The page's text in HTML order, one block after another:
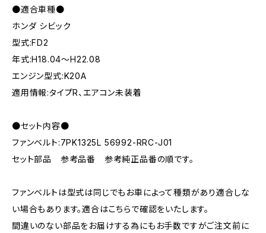
●適合車種●
ホンダ シビック
型式:FD2
年式:H18.04～H22.08
エンジン型式:K20A
適用情報:タイプR、エアコン未装着
●セット内容●
ファンベルト:7PK1325L 56992-RRC-J01
セット部品 参考品番 参考純正品番の順です。
ファンベルトは型式は同じでもお車によって種類があり適合しな
い場合もあります。適合はこちらで確認をいたします。
間違いのない部品をお届けする為にもお手数ですがご注文前に